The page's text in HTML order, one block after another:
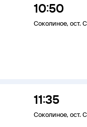
10:50
Соколиное, ост.
11:35
Соколиное, ост.